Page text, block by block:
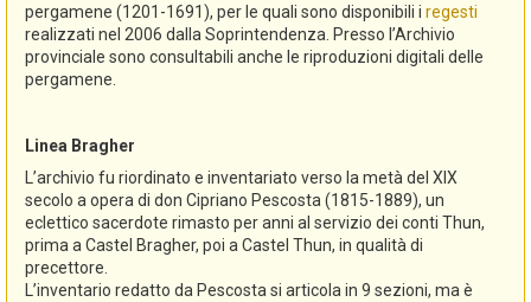
pergamene (1201-1691), per le quali sono disponibili i regesti
realizzati nel 2006 dalla Soprintendenza. Presso l’Archivio
provinciale sono consultabili anche le riproduzioni digitali delle
pergamene.
Linea Bragher
L’archivio fu riordinato e inventariato verso la metà del XIX
secolo a opera di don Cipriano Pescosta (1815-1889), un
eclettico sacerdote rimasto per anni al servizio dei conti Thun,
prima a Castel Bragher, poi a Castel Thun, in qualità di
precettore.
L’inventario redatto da Pescosta si articola in 9 sezioni, ma è